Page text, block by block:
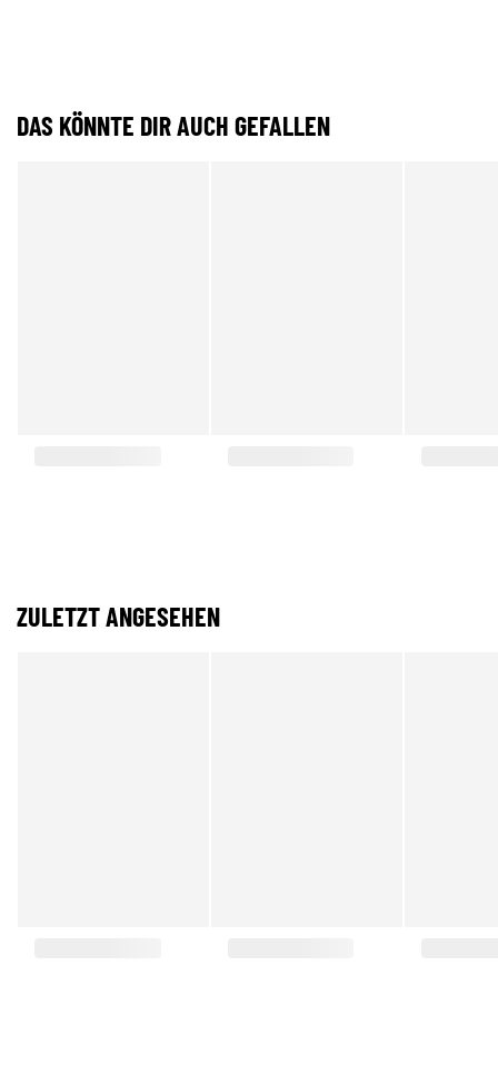
DAS KÖNNTE DIR AUCH GEFALLEN
ZULETZT ANGESEHEN